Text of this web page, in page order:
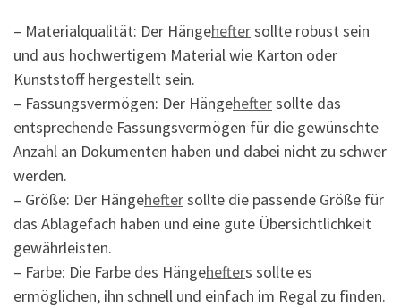
– Materialqualität: Der Hängeheftersollte robust sein
und aus hochwertigem Material wie Karton oder
Kunststoff hergestellt sein.
– Fassungsvermögen: Der Hängeheftersollte das
entsprechende Fassungsvermögen für die gewünschte
Anzahl an Dokumenten haben und dabei nicht zu schwer
werden.
– Größe: Der Hängeheftersollte die passende Größe für
das Ablagefach haben und eine gute Übersichtlichkeit
gewährleisten.
– Farbe: Die Farbe des Hängehefters sollte es
ermöglichen, ihn schnell und einfach im Regal zu finden.